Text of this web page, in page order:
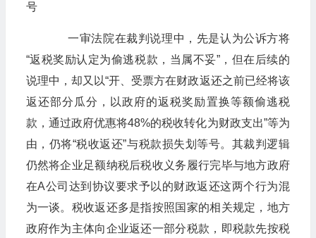
号
一审法院在裁判说理中，先是认为公诉方将
“返税奖励认定为偷逃税款，当属不妥”，但在后续的
说理中，却又以“开、受票方在财政返还之前已经将该
返还部分瓜分，以政府的返税奖励置换等额偷逃税
款，通过政府优惠将48%的税收转化为财政支出”等为
由，仍将“税收返还”与税款损失划等号。其裁判逻辑
仍然将企业足额纳税后税收义务履行完毕与地方政府
在A公司达到协议要求予以的财政返还这两个行为混
为一谈。税收返还多是指按照国家的相关规定，地方
政府作为主体向企业返还一部分税款，即税款先按税